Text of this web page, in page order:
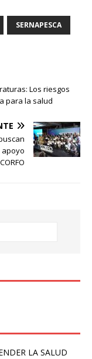
SERNAPESCA
Los riesgos
para la salud
LA SALUD